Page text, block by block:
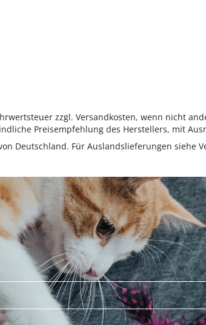
zzgl. Versandkosten, wenn nicht
Preisempfehlung des Herstellers, mit
Deutschland. Für Auslandslieferungen siehe